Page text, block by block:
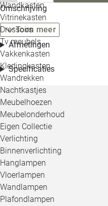
Wandkasten
Vitrinekasten
Dressoirs
Tv meubels
Vakkenkasten
Kledingkasten
Wandrekken
Nachtkastjes
Meubelhoezen
Meubelonderhoud
Eigen Collectie
Verlichting
Binnenverlichting
Hanglampen
Vloerlampen
Wandlampen
Plafondlampen
Omschrijving
Toon meer
Afmetingen
Specificaties